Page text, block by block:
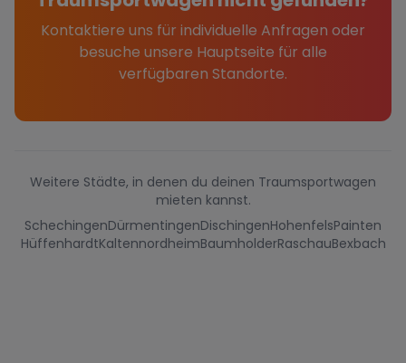
Kontaktiere uns für individuelle Anfragen oder
besuche unsere Hauptseite für alle
verfügbaren Standorte.
Weitere Städte, in denen du deinen Traumsportwagen
mieten kannst.
SchechingenDürmentingenDischingenHohenfelsPainten
HüffenhardtKaltennordheimBaumholderRaschauBexbach